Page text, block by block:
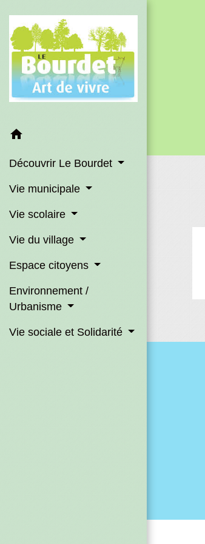
home
Découvrir Le Bourdet
Vie municipale
Vie scolaire
Vie du village
Espace citoyens
Environnement /
Urbanisme
Vie sociale et Solidarité